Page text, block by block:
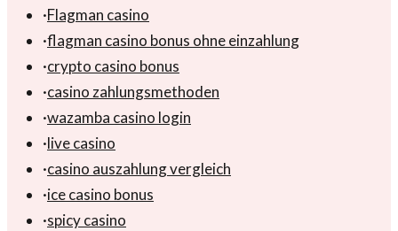
·Flagman casino
·flagman casino bonus ohne einzahlung
·crypto casino bonus
·casino zahlungsmethoden
·wazamba casino login
·live casino
·casino auszahlung vergleich
·ice casino bonus
·spicy casino